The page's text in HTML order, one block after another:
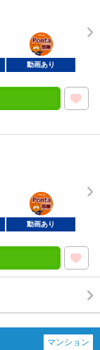
ポンタ
部屋
動画あり
ポンタ
部屋
動画あり
マンション